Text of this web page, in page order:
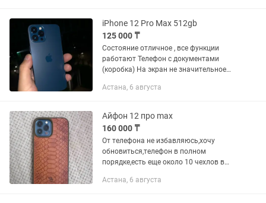
iPhone 12 Pro Max 512gb
125 000 ₸
Состояние отличное , все функции
работают Телефон с документами
(коробка) На экран не значительное
покупателям, сделаю хорошую скидку
Астана, 6 августа
Айфон 12 про max
160 000 ₸
От телефона не избавляюсь,хочу
обновиться,телефон в полном
порядке,есть еще около 10 чехлов в
ним,нет ни какими- сколов или
Астана, 6 августа